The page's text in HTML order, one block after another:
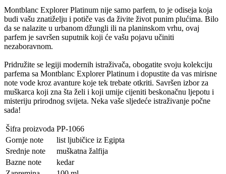
Montblanc Explorer Platinum nije samo parfem, to je odiseja koja
budi vašu znatiželju i potiče vas da živite život punim plućima. Bilo
da se nalazite u urbanom džungli ili na planinskom vrhu, ovaj
parfem je savršen suputnik koji će vašu pojavu učiniti
nezaboravnom.
Pridružite se legiji modernih istraživača, obogatite svoju kolekciju
parfema sa Montblanc Explorer Platinum i dopustite da vas mirisne
note vode kroz avanture koje tek trebate otkriti. Savršen izbor za
muškarca koji zna šta želi i koji umije cijeniti beskonačnu ljepotu i
misteriju prirodnog svijeta. Neka vaše sljedeće istraživanje počne
sada!
Šifra proizvoda PP-1066
Gornje note
list ljubičice iz Egipta
Srednje note
muškatna žalfija
Bazne note
kedar